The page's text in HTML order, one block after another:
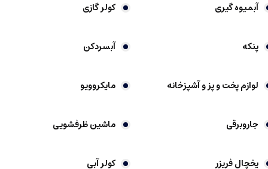
آبمیوه گیری کولر گازی
پنکه آبسردکن
لوازم پخت و پز و آشپزخانه مایکروویو
جاروبرقی ماشین ظرفشویی
یخچال فریزر کولر آبی